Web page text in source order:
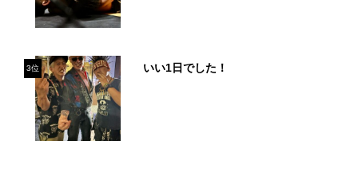
3位 いい1日でした！